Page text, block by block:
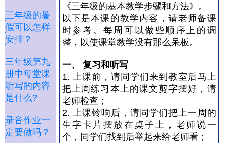
三年级的暑
假可以怎样
安排？
三年级第九
册中每堂课
听写的内容
是什么?
录音作业一
定要做吗？
《三年级的基本教学步骤和方法》。
以下是本课的教学内容，请老师备课
时参考。每周可以做些顺序上的调
整，以使课堂教学没有那么呆板。
一、
复习和听写
1. 上课前，请同学们来到教室后马上
把上周练习本上的课文剪字摆好，请
老师检查；
2. 上课铃响后，请同学们把上一周的
生字卡片摆放在桌子上，老师说一
个，同学们找到后举起来给老师看；